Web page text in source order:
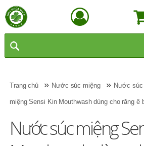
Trang chủ » Nước súc miệng » Nước súc
miệng Sensi Kin Mouthwash dùng cho răng ê
Nước súc miệng